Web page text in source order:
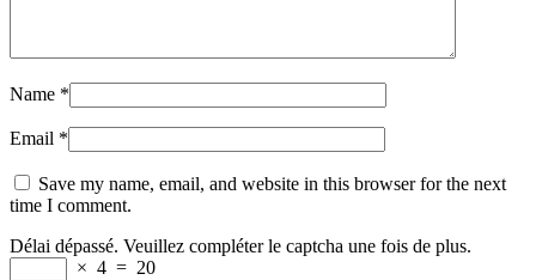
Name *
Email *
Save my name, email, and website in this browser for the next
time I comment.
Délai dépassé. Veuillez compléter le captcha une fois de plus.
× 4 = 20